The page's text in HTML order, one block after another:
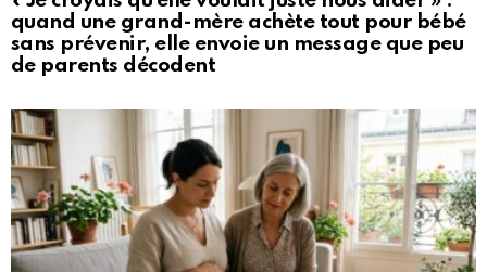
quand une grand-mère achète tout pour bébé
sans prévenir, elle envoie un message que peu
de parents décodent